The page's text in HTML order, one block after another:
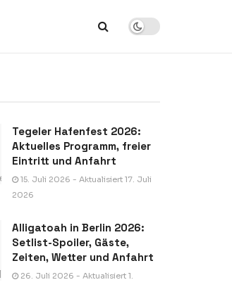
Tegeler Hafenfest 2026:
Aktuelles Programm, freier
Eintritt und Anfahrt
15. Juli 2026 - Aktualisiert 17. Juli
2026
Alligatoah in Berlin 2026:
Setlist-Spoiler, Gäste,
Zeiten, Wetter und Anfahrt
26. Juli 2026 - Aktualisiert 1.